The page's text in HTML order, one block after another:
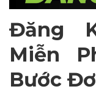
Đăng
Miễn
Bước Đơ